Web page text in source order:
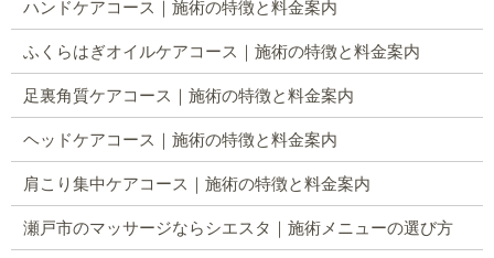
ハンドケアコース｜施術の特徴と料金案内
ふくらはぎオイルケアコース｜施術の特徴と料金案内
足裏角質ケアコース｜施術の特徴と料金案内
ヘッドケアコース｜施術の特徴と料金案内
肩こり集中ケアコース｜施術の特徴と料金案内
瀬戸市のマッサージならシエスタ｜施術メニューの選び方